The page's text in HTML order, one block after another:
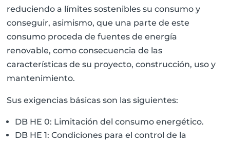
reduciendo a límites sostenibles su consumo y
conseguir, asimismo, que una parte de este
consumo proceda de fuentes de energía
renovable, como consecuencia de las
características de su proyecto, construcción, uso y
mantenimiento.
Sus exigencias básicas son las siguientes:
DB HE 0: Limitación del consumo energético.
DB HE 1: Condiciones para el control de la